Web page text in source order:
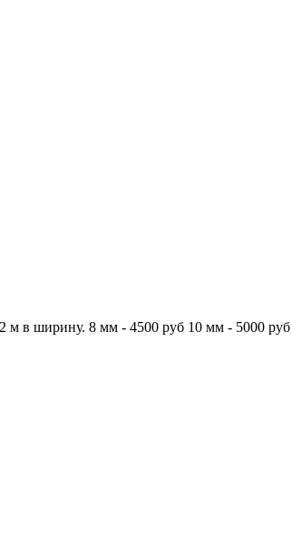
в ширину. 8 мм - 4500 руб 10 мм - 5000